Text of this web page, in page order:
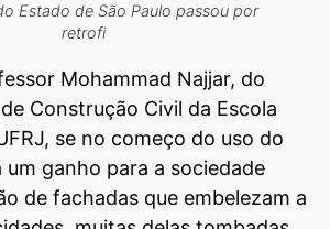
Estado de São Paulo passou por
retrofi
Mohammad Najjar, do
Construção Civil da Escola
se no começo do uso do
um ganho para a sociedade
de fachadas que embelezam a